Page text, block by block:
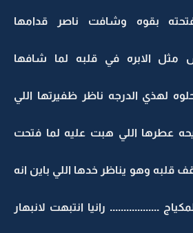
بقوه وشافت ناصر قدامها
مثل الابره في قلبه لما شافها
لهذي الدرجه ناظر ظفيرتها اللي
عطرها اللي هبت عليه لما فتحت
قلبه وهو يناظر خدها اللي باين انه
.................. رانيا انتبهت لانبهار